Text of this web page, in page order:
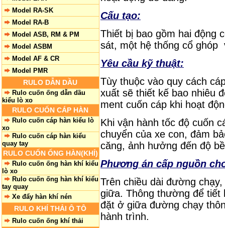
Model RA-SK
Model RA-B
Model ASB, RM & PM
Model ASBM
Model AF & CR
Model PMR
RULO DẪN DẦU
Rulo cuốn ống dẫn dầu
kiểu lò xo
RULO CUỐN CÁP HÀN
Rulo cuốn cáp hàn kiểu lò
xo
Rulo cuốn cáp hàn kiểu
quay tay
RULO CUỐN ỐNG HÀN(KHÍ)
Rulo cuốn ống hàn khí kiểu
lò xo
Rulo cuốn ống hàn khí kiểu
tay quay
Xe đẩy hàn khí nén
RULO KHÍ THẢI Ô TÔ
Rulo cuốn ống khí thải
Cấu tạo:
Thiết bị bao gồm hai động
sát, một hệ thống cổ
Yêu cầu kỹ thuật:
Tùy thuộc vào quy cách
xuất sẽ thiết kế bao nhiêu
ment cuốn cáp khi hoạt
Khi vận hành tốc độ cuốn
chuyển của xe con, đảm
căng, ảnh hưởng đến độ
Phương án cấp nguồn
Trên chiều dài đường
giữa. Thông thường để
đặt ở giữa đường chạy
hành trình.